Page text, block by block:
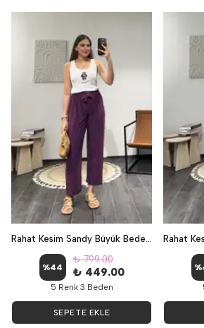
Rahat Kesim Sandy Büyük Beden Pantolon - Mürdüm
%44
₺ 799.00
₺ 449.00
5 Renk 3 Beden
SEPETE EKLE
%